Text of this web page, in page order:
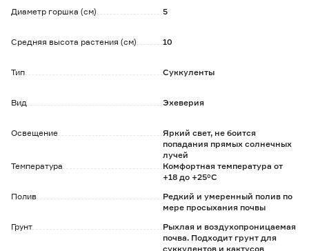
Цветение начинается весной на 2-ой год выращивания
день.
Обратите внимание:
цвета вы сможете узнать в магазине.
Диаметр горшка (см) 5
Средняя высота растения (см) 10
Тип Суккуленты
Вид Эхеверия
Освещение
Яркий свет, не боится
попадания прямых солнечных
лучей
Температура
Комфортная температура от
+18 до +25°C
Полив
Редкий и умеренный полив по
мере просыхания почвы
Грунт
Рыхлая и воздухопроницаемая
почва. Подходит грунт для
суккулентов и кактусов